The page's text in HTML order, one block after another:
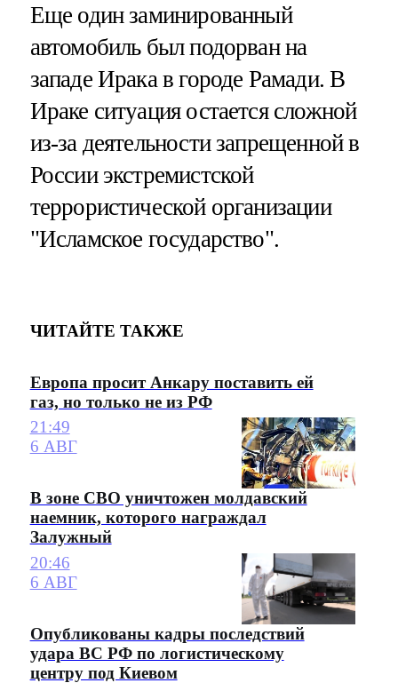
Еще один заминированный
автомобиль был подорван на
западе Ирака в городе Рамади. В
Ираке ситуация остается сложной
из-за деятельности запрещенной в
России экстремистской
террористической организации
"Исламское государство".
ЧИТАЙТЕ ТАКЖЕ
Европа просит Анкару поставить ей
газ, но только не из РФ
21:49
6 АВГ
В зоне СВО уничтожен молдавский
наемник, которого награждал
Залужный
20:46
6 АВГ
Опубликованы кадры последствий
удара ВС РФ по логистическому
центру под Киевом